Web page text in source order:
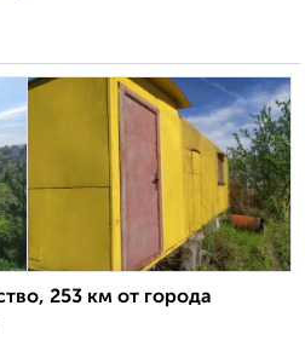
253 км от города